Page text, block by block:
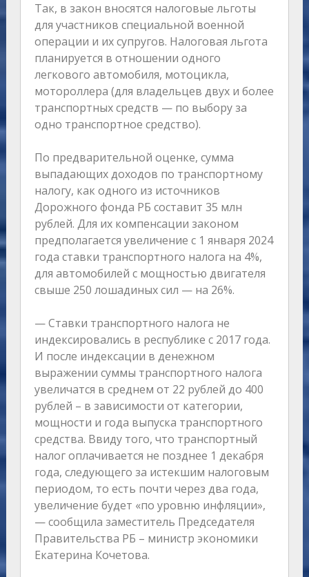
Так, в закон вносятся налоговые льготы
для участников специальной военной
операции и их супругов. Налоговая льгота
планируется в отношении одного
легкового автомобиля, мотоцикла,
мотороллера (для владельцев двух и более
транспортных средств — по выбору за
одно транспортное средство).
По предварительной оценке, сумма
выпадающих доходов по транспортному
налогу, как одного из источников
Дорожного фонда РБ составит 35 млн
рублей. Для их компенсации законом
предполагается увеличение с 1 января 2024
года ставки транспортного налога на 4%,
для автомобилей с мощностью двигателя
свыше 250 лошадиных сил — на 26%.
— Ставки транспортного налога не
индексировались в республике с 2017 года.
И после индексации в денежном
выражении суммы транспортного налога
увеличатся в среднем от 22 рублей до 400
рублей – в зависимости от категории,
мощности и года выпуска транспортного
средства. Ввиду того, что транспортный
налог оплачивается не позднее 1 декабря
года, следующего за истекшим налоговым
периодом, то есть почти через два года,
увеличение будет «по уровню инфляции»,
— сообщила заместитель Председателя
Правительства РБ – министр экономики
Екатерина Кочетова.